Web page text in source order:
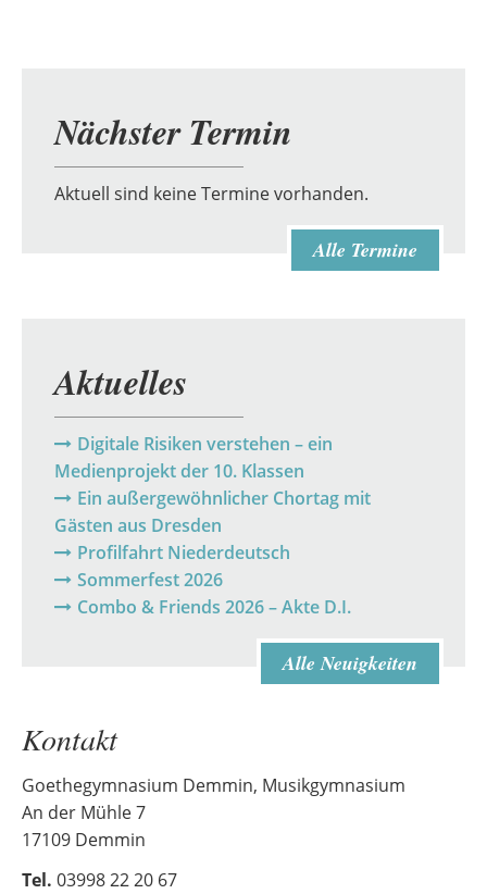
Nächster Termin
Aktuell sind keine Termine vorhanden.
Alle Termine
Aktuelles
Digitale Risiken verstehen – ein
Medienprojekt der 10. Klassen
Ein außergewöhnlicher Chortag mit
Gästen aus Dresden
Profilfahrt Niederdeutsch
Sommerfest 2026
Combo & Friends 2026 – Akte D.I.
Alle Neuigkeiten
Kontakt
Goethegymnasium Demmin, Musikgymnasium
An der Mühle 7
17109 Demmin
Tel. 03998 22 20 67